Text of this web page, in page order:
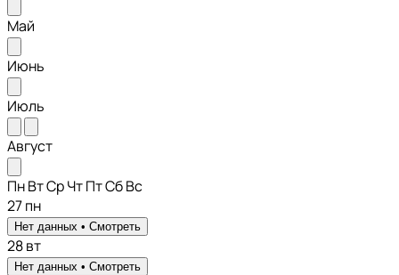
Май
Июнь
Июль
Август
ПнВтСрЧтПтСбВс
27пн
Нет данных • Смотреть
28вт
Нет данных • Смотреть